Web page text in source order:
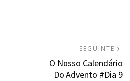
SEGUINTE
O Nosso Calendário
Do Advento #Dia 9